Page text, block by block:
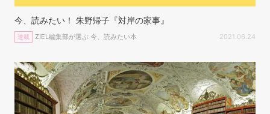
今、読みたい！ 朱野帰子『対岸の家事』
連載 ZIEL編集部が選ぶ 今、読みたい本 2021.06.24